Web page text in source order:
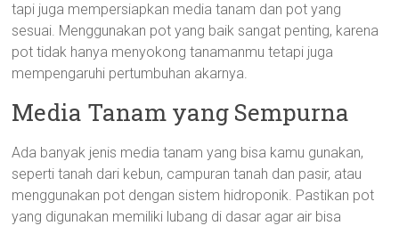
tapi juga mempersiapkan media tanam dan pot yang
sesuai. Menggunakan pot yang baik sangat penting, karena
pot tidak hanya menyokong tanamanmu tetapi juga
mempengaruhi pertumbuhan akarnya.
Media Tanam yang Sempurna
Ada banyak jenis media tanam yang bisa kamu gunakan,
seperti tanah dari kebun, campuran tanah dan pasir, atau
menggunakan pot dengan sistem hidroponik. Pastikan pot
yang digunakan memiliki lubang di dasar agar air bisa